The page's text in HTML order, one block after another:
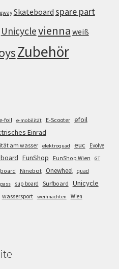
Skateboard spare part
Unicyclevienna weiß
Zubehör
e-foil e-mobilität E-Scooter efoil
Einrad
am wasser elektroquad euc
Evolve
FunShop FunShop Wien GT
Ninebot Onewheel quad
sup board Surfboard Unicycle
wassersport weihnachten
Wien